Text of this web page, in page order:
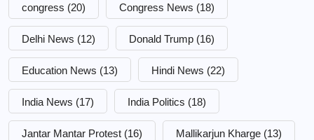
congress (20) Congress News (18)
Delhi News (12) Donald Trump (16)
Education News (13) Hindi News (22)
India News (17) India Politics (18)
Jantar Mantar Protest (16) Mallikarjun Kharge (13)